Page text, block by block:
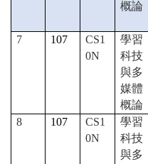
概論
7
107
CS1
0N
學習
科技
與多
媒體
概論
8 107
CS1
0N
學習
科技
與多